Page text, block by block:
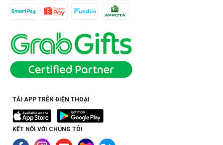
TẢI APP TRÊN ĐIỆN THOẠI
KẾT NỐI VỚI CHÚNG TÔI